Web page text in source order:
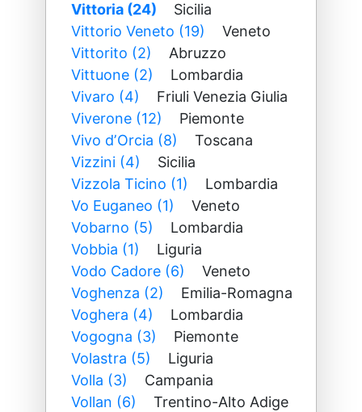
Vittoria (24)
Sicilia
Vittorio Veneto (19)
Veneto
Vittorito (2)
Abruzzo
Vittuone (2)
Lombardia
Vivaro (4)
Friuli Venezia Giulia
Viverone (12)
Piemonte
Vivo dʼOrcia (8)
Toscana
Vizzini (4)
Sicilia
Vizzola Ticino (1)
Lombardia
Vo Euganeo (1)
Veneto
Vobarno (5)
Lombardia
Vobbia (1)
Liguria
Vodo Cadore (6)
Veneto
Voghenza (2)
Emilia-Romagna
Voghera (4)
Lombardia
Vogogna (3)
Piemonte
Volastra (5)
Liguria
Volla (3)
Campania
Vollan (6)
Trentino-Alto Adige